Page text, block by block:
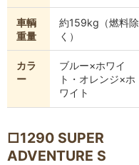
車輌
重量
約159kg（燃料除
く）
カラ
ー
ブルー×ホワイ
ト・オレンジ×ホ
ワイト
□1290 SUPER
ADVENTURE S